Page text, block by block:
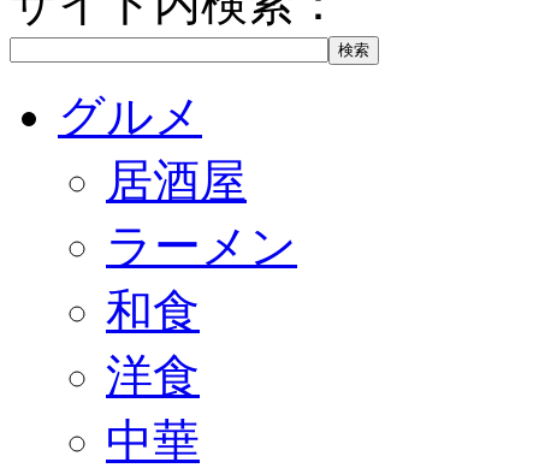
グルメ
居酒屋
ラーメン
和食
洋食
中華